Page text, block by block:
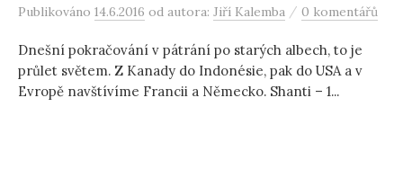
Publikováno 14.6.2016 od autora: Jiří Kalemba / 0 komentářů
Dnešní pokračování v pátrání po starých albech, to je
průlet světem. Z Kanady do Indonésie, pak do USA a v
Evropě navštívíme Francii a Německo. Shanti – 1...